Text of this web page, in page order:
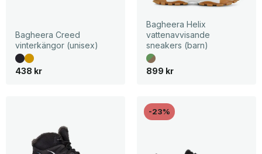
Bagheera Creed
vinterkängor (unisex)
438 kr
Bagheera Helix
vattenavvisande
sneakers (barn)
899 kr
-23%